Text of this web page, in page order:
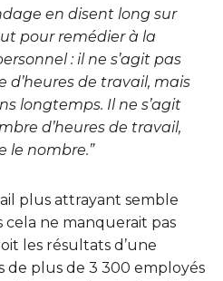
en disent long sur
pour remédier à la
: il ne s’agit pas
d’heures de travail, mais
longtemps. Il ne s’agit
d’heures de travail,
le nombre.”
plus attrayant semble
cela ne manquerait pas
les résultats d’une
plus de 3 300 employés